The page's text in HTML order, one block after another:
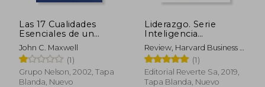
50%
dcto. $ 77.492
50%
dcto. $
Las 17 Cualidades
Esenciales de un
Jugador de Equipo
John C. Maxwell
(1)
Grupo Nelson, 2002, Tapa
Blanda, Nuevo
Liderazgo. Serie
Inteligencia
Emocional Hbr:
Leadership Presence
Review, Harvard Business ;
Trabal, Betty (1)
Editorial Reverte Sa, 2019,
Tapa Blanda, Nuevo